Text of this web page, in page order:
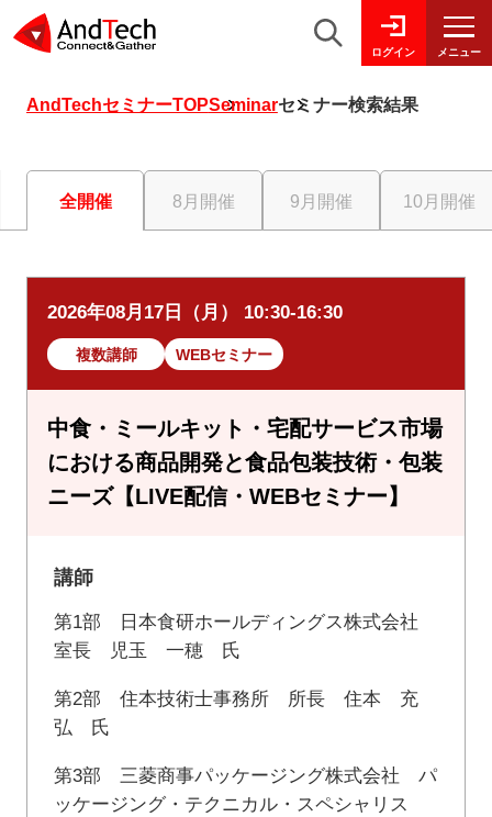
ログイン メニュー
AndTechセミナーTOPSeminarセミナー検索結果
全開催 8月開催 9月開催 10月開催
2026年08月17日（月） 10:30-16:30
複数講師 WEBセミナー
中食・ミールキット・宅配サービス市場
における商品開発と食品包装技術・包装
ニーズ【LIVE配信・WEBセミナー】
講師
第1部 日本食研ホールディングス株式会社
室長 児玉 一穂 氏
第2部 住本技術士事務所 所長 住本 充
弘 氏
第3部 三菱商事パッケージング株式会社 パ
ッケージング・テクニカル・スペシャリス